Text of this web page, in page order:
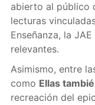
abierto al público
lecturas
Enseñanza, la
relevantes.
Asimismo, entre
como Ellas
recreación del